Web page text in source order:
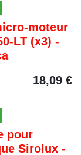
moteur
LT (x3) -
18,09 €
pour
Sirolux -